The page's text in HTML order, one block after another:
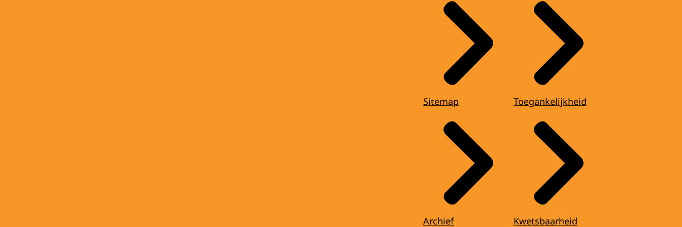
Sitemap
Archief
Toegankelijkheid
Kwetsbaarheid